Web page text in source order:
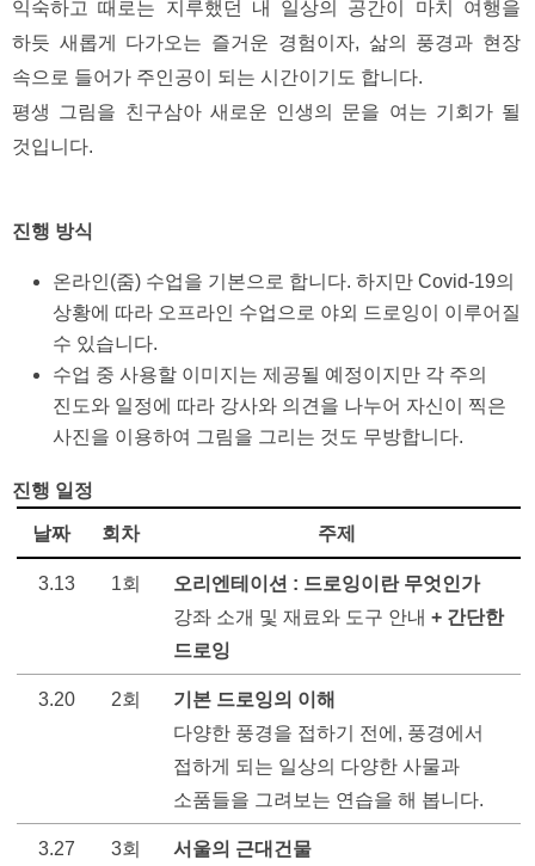
익숙하고 때로는 지루했던 내 일상의 공간이 마치 여행을
하듯 새롭게 다가오는 즐거운 경험이자, 삶의 풍경과 현장
속으로 들어가 주인공이 되는 시간이기도 합니다.
평생 그림을 친구삼아 새로운 인생의 문을 여는 기회가 될
것입니다.
진행 방식
온라인(줌) 수업을 기본으로 합니다. 하지만 Covid-19의
상황에 따라 오프라인 수업으로 야외 드로잉이 이루어질
수 있습니다.
수업 중 사용할 이미지는 제공될 예정이지만 각 주의
진도와 일정에 따라 강사와 의견을 나누어 자신이 찍은
사진을 이용하여 그림을 그리는 것도 무방합니다.
진행 일정
날짜 회차 주제
3.13 1회
오리엔테이션 : 드로잉이란 무엇인가
강좌 소개 및 재료와 도구 안내 + 간단한
드로잉
3.20 2회
기본 드로잉의 이해
다양한 풍경을 접하기 전에, 풍경에서
접하게 되는 일상의 다양한 사물과
소품들을 그려보는 연습을 해 봅니다.
3.27 3회
서울의 근대건물